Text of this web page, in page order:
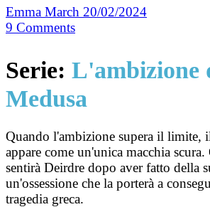
Emma March 20/02/2024
9 Comments
Serie: L'ambizione
Medusa
Quando l'ambizione supera il limite,
appare come un'unica macchia
sentirà Deirdre dopo aver fatto della
un'ossessione che la porterà a
tragedia greca.